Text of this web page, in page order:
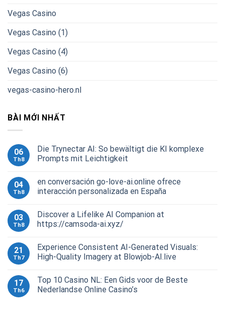
Vegas Casino
Vegas Casino (1)
Vegas Casino (4)
Vegas Casino (6)
vegas-casino-hero.nl
BÀI MỚI NHẤT
06
Th8
Die Trynectar AI: So bewältigt die KI komplexe
Prompts mit Leichtigkeit
04
Th8
en conversación go-love-ai.online ofrece
interacción personalizada en España
03
Th8
Discover a Lifelike AI Companion at
https://camsoda-ai.xyz/
21
Th7
Experience Consistent AI-Generated Visuals:
High-Quality Imagery at Blowjob-AI.live
17
Th6
Top 10 Casino NL: Een Gids voor de Beste
Nederlandse Online Casino’s